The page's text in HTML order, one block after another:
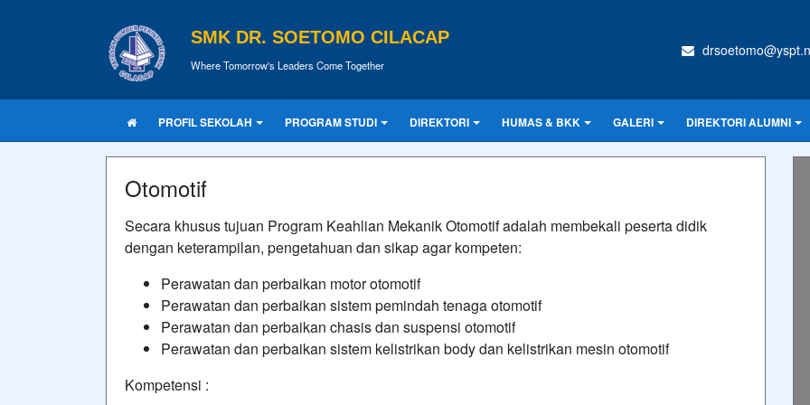
SMK DR. SOETOMO CILACAP
Where Tomorrow's Leaders Come Together
PROFIL SEKOLAH PROGRAM STUDI DIREKTORI HUMAS & BKK GALERI DIREKTORI ALUMNI
Otomotif
Secara khusus tujuan Program Keahlian Mekanik Otomotif adalah membekali peserta didik
dengan keterampilan, pengetahuan dan sikap agar kompeten:
Perawatan dan perbaikan motor otomotif
Perawatan dan perbaikan sistem pemindah tenaga otomotif
Perawatan dan perbaikan chasis dan suspensi otomotif
Perawatan dan perbaikan sistem kelistrikan body dan kelistrikan mesin otomotif
Kompetensi :